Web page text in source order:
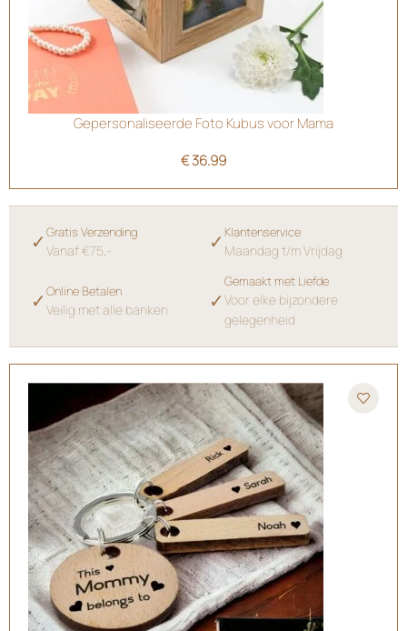
Gepersonaliseerde Foto Kubus voor Mama
€36.99
✓ Gratis Verzending
Vanaf €75,- ✓ Klantenservice
Maandag t/m Vrijdag
✓ Online Betalen
Veilig met alle banken ✓
Gemaakt met Liefde
Voor elke bijzondere
gelegenheid